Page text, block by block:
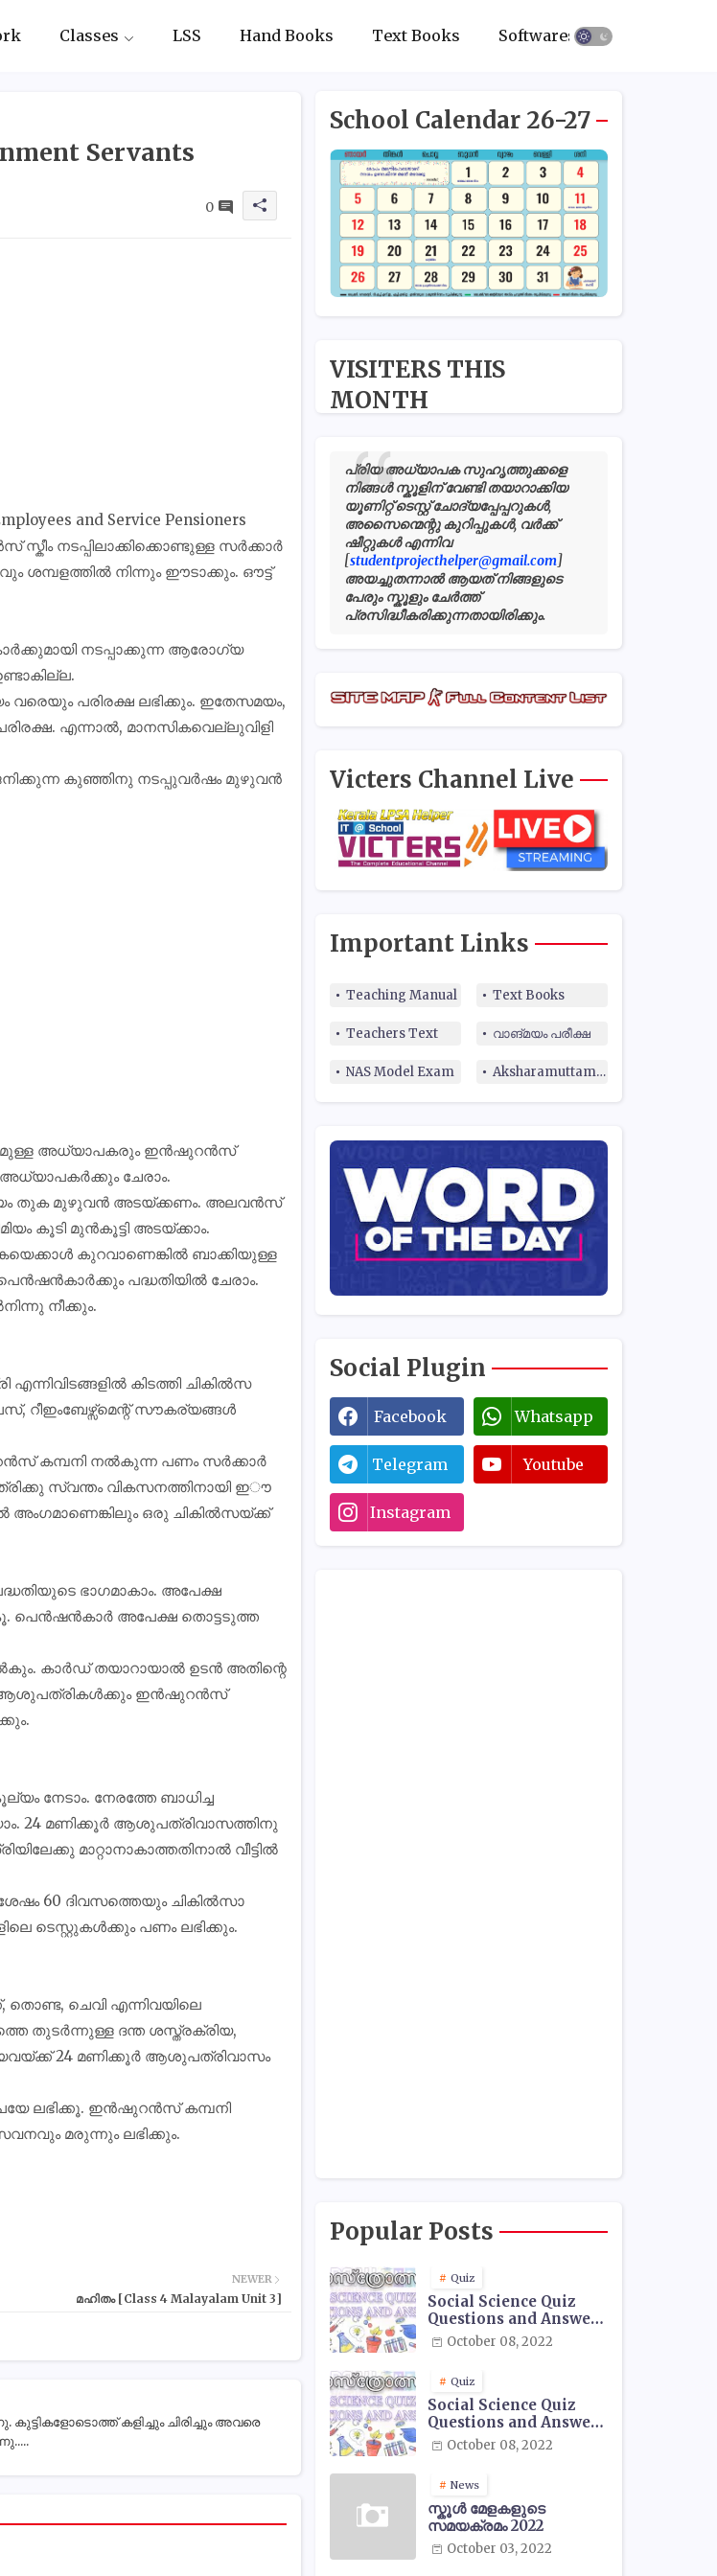
Classes LSS Hand Books Text Books Softwares
Servants
0
and Service Pensioners
നടപ്പിലാക്കിക്കൊണ്ടുള്ള സർക്കാർ
ശമ്പളത്തിൽ നിന്നും ഈടാക്കും. ഔട്ട്
നടപ്പാക്കുന്ന ആരോഗ്യ
പരിരക്ഷ ലഭിക്കും. ഇതേസമയം,
എന്നാൽ, മാനസികവെല്ലുവിളി
കുഞ്ഞിനു നടപ്പുവർഷം മുഴുവൻ
അധ്യാപകരും ഇൻഷുറൻസ്
അധ്യാപകർക്കും ചേരാം.
തുക മുഴുവൻ അടയ്ക്കണം. അലവൻസ്
കൂടി മുൻകൂട്ടി അടയ്ക്കാം.
കുറവാണെങ്കിൽ ബാക്കിയുള്ള
പദ്ധതിയിൽ ചേരാം.
നീക്കും.
കിടത്തി ചികിൽസ
സൗകര്യങ്ങൾ
കമ്പനി നൽകുന്ന പണം സർക്കാർ
സ്വന്തം വികസനത്തിനായി ഇൗ
അംഗമാണെങ്കിലും ഒരു ചികിൽസയ്ക്ക്
ഭാഗമാകാം. അപേക്ഷ
പെൻഷൻകാർ അപേക്ഷ തൊട്ടടുത്ത
കാർഡ് തയാറായാൽ ഉടൻ അതിന്റെ
ആശുപത്രികൾക്കും ഇൻഷുറൻസ്
നേരത്തേ ബാധിച്ച
24 മണിക്കൂർ ആശുപത്രിവാസത്തിനു
മാറ്റാനാകാത്തതിനാൽ വീട്ടിൽ
60 ദിവസത്തെയും ചികിൽസാ
ടെസ്റ്റുകൾക്കും പണം ലഭിക്കും.
തൊണ്ട, ചെവി എന്നിവയിലെ
തുടർന്നുള്ള ദന്ത ശസ്ത്രക്രിയ,
24 മണിക്കൂർ ആശുപത്രിവാസം
ലഭിക്കൂ. ഇൻഷുറൻസ് കമ്പനി
മരുന്നും ലഭിക്കും.
NEWER
മഹിതം [Class 4 Malayalam Unit 3]
കളിച്ചും ചിരിച്ചും അവരെ
School Calendar 26-27
VISITERS THIS
MONTH
പ്രിയ അധ്യാപക സുഹൃത്തുക്കളെ
നിങ്ങൾ സ്കൂളിന് വേണ്ടി തയാറാക്കിയ
യൂണിറ്റ് ടെസ്റ്റ് ചോദ്യപ്പേപ്പറുകൾ,
അസൈന്മെന്റു കുറിപ്പുകൾ, വർക്ക്
ഷീറ്റുകൾ എന്നിവ
[studentprojecthelper@gmail.com]
അയച്ചുതന്നാൽ ആയത് നിങ്ങളുടെ
പേരും സ്കൂളും ചേർത്ത്
പ്രസിദ്ധീകരിക്കുന്നതായിരിക്കും.
Victers Channel Live
Important Links
Teaching Manual Text Books
Teachers Text വാങ്മയം പരീക്ഷ
NAS Model Exam Aksharamuttam Quiz
Social Plugin
Facebook Whatsapp
Telegram Youtube
Instagram
Popular Posts
Quiz
Social Science Quiz
Questions and Answers
- 01October 08, 2022
Quiz
Social Science Quiz
Questions and Answers
- 02October 08, 2022
News
സ്കൂൾ മേളകളുടെ
സമയക്രമം 2022
October 03, 2022